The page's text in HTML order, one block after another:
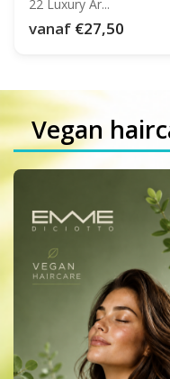
22 Luxury Ar...
vanaf €27,50
Vegan